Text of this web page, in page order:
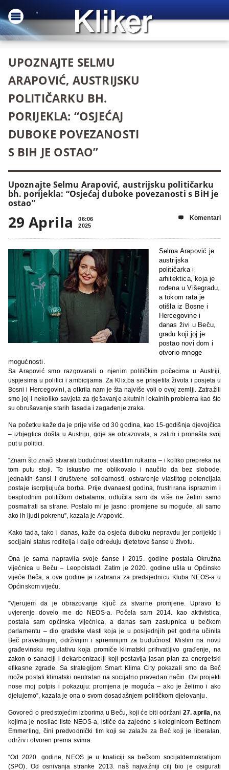
UPOZNAJTE SELMU
ARAPOVIĆ, AUSTRIJSKU
POLITIČARKU BH.
PORIJEKLA: “OSJEĆAJ
DUBOKE POVEZANOSTI
S BIH JE OSTAO”
Upoznajte Selmu Arapović, austrijsku političarku
bh. porijekla: “Osjećaj duboke povezanosti s BiH je
ostao”
29 Aprila
06:06
2025
 Komentari
Selma Arapović je
austrijska
političarka i
arhitektica, koja je
rođena u Višegradu,
a tokom rata je
otišla iz Bosne i
Hercegovine i
danas živi u Beču,
gradu koji joj je
postao novi dom i
otvorio mnoge
mogućnosti.
Sa Arapović smo razgovarali o njenim političkim počecima u Austriji,
uspjesima u politici i ambicijama. Za Klix.ba se prisjetila života i posjeta u
Bosni i Hercegovini, a otkrila nam je šta najviše voli o ovoj zemlji. Zatražili
smo joj i nekoliko savjeta za rješavanje akutnih lokalnih problema kao što
su obrušavanje starih fasada i zagađenje zraka.
Na početku kaže da je prije više od 30 godina, kao 15-godišnja djevojčica
– izbjeglica došla u Austriju, gdje se obrazovala, a zatim i pronašla svoj
put u politici.
“Znam što znači stvarati budućnost vlastitim rukama – i koliko prepreka na
tom putu stoji. To iskustvo me oblikovalo i naučilo da bez slobode,
jednakih šansi i društvene solidarnosti, ostvarenje vlastitog potencijala
postaje iscrpljujuća borba. Prije dvanaest godina, frustrirana ispraznim i
besplodnim političkim debatama, odlučila sam da više ne želim samo
posmatrati sa strane. Postalo mi je jasno: promjene su moguće, ali samo
ako ih ljudi pokrenu”, kazala je Arapović.
Kako tada, tako i danas, kaže da osjeća duboku nepravdu jer porijeklo i
socijalni status roditelja i dalje određuju djetetove šanse u životu.
Ona je sama napravila svoje šanse i 2015. godine postala Okružna
vijećnica u Beču – Leopolstadt. Zatim je 2020. godine ušla u Općinsko
vijeće Beča, a ove godine je izabrana za predsjednicu Kluba NEOS-a u
Općinskom vijeću.
“Vjerujem da je obrazovanje ključ za stvarne promjene. Upravo to
uvjerenje dovelo me do NEOS-a. Počela sam 2014. kao aktivistica,
postala sam općinska vijećnica, a danas sam zastupnica u bečkom
parlamentu – dio gradske vlasti koja je u posljednjih pet godina učinila
Beč pravednijim, održivijim i spremnijim za budućnost. Mislim na novu
građevinsku regulativu koja promiče klimatski prihvatljivo građenje, na
zakon o sanaciji i dekarbonizaciji koji postavlja jasan plan za energetski
efikasne zgrade. Sa strategijom Smart Klima City pokazali smo da Beč
može postati klimatski neutralan na socijalno pravedan način. Ovi projekti
nose moj potpis i pokazuju: promjena je moguća – ako je želimo i ako
djelujemo”, kazala je ona o svom dosadašnjem političkom djelovanju.
Govoreći o predstojećim izborima u Beču, koji će biti održani 27. aprila , na
kojima je nosilac liste NEOS-a, ističe da zajedno s koleginicom Bettinom
Emmerling, čini predvodnički tim koji se zalaže za Beč koji je liberalan,
održiv i otvoren prema svima.
“Od 2020. godine, NEOS je u koaliciji sa bečkom socijaldemokratijom
(SPÖ). Od osnivanja stranke 2013. naš najvažniji cilj bio je osigurati